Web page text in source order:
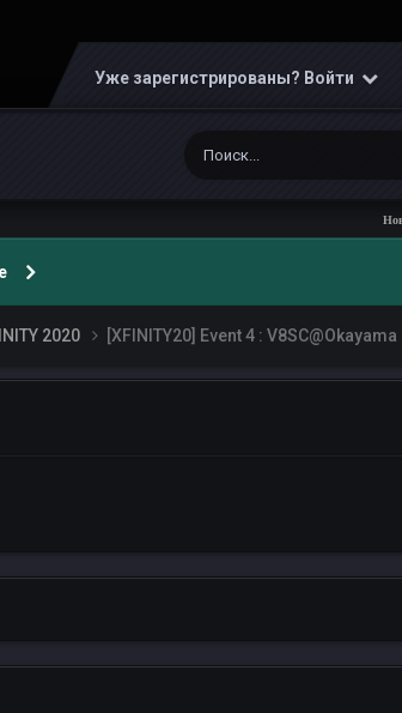
Уже зарегистрированы? Войти
2020 [XFINITY20] Event 4 : V8SC@Okayama